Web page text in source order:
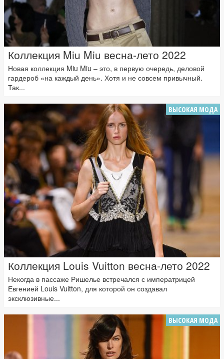
Коллекция Miu Miu весна-лето 2022
Новая коллекция Miu Miu – это, в первую очередь, деловой
гардероб «на каждый день». Хотя и не совсем привычный.
Так...
ВЫСОКАЯ МОДА
Коллекция Louis Vuitton весна-лето 2022
Некогда в пассаже Ришелье встречался с императрицей
Евгенией Louis Vuitton, для которой он создавал
эксклюзивные...
ВЫСОКАЯ МОДА